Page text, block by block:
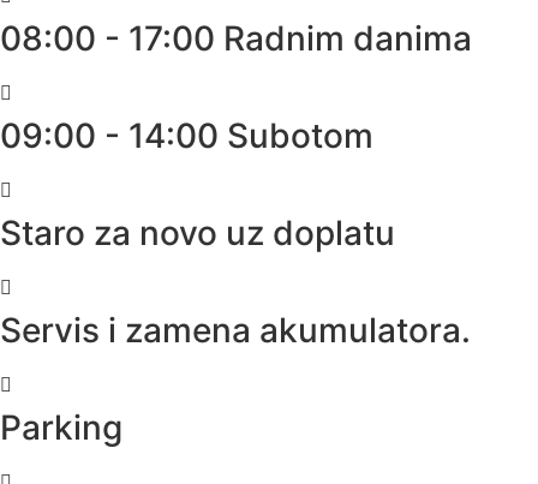
08:00 - 17:00 Radnim danima
09:00 - 14:00 Subotom
Staro za novo uz doplatu
Servis i zamena akumulatora.
Parking